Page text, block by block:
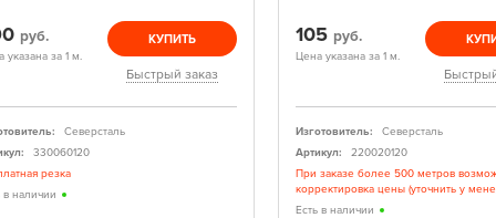
руб.
указана за 1 м.
КУПИТЬ
Быстрый заказ
Северсталь
330060120
резка
в наличии
105 руб.
Цена указана за 1 м.
Изготовитель:
Северсталь
Артикул:
220020120
При заказе более 500 метров
корректировка цены (уточнить у
Есть в наличии